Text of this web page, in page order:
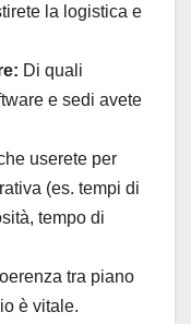
la logistica e
Di quali
e sedi avete
userete per
(es. tempi di
tempo di
tra piano
è vitale.